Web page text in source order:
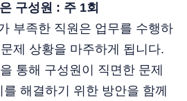
구성원 : 주 1회
부족한 직원은 업무를 수행하
제 상황을 마주하게 됩니다.
통해 구성원이 직면한 문제
해결하기 위한 방안을 함께